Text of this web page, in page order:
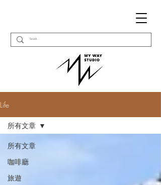
Life
所有文章
咖啡廳
旅遊
所有文章